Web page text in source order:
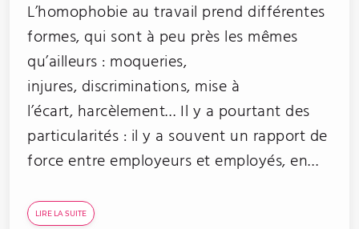
L’homophobie au travail prend différentes
formes, qui sont à peu près les mêmes
qu’ailleurs : moqueries,
injures, discriminations, mise à
l’écart, harcèlement… Il y a pourtant des
particularités : il y a souvent un rapport de
force entre employeurs et employés, en
LIRE LA SUITE